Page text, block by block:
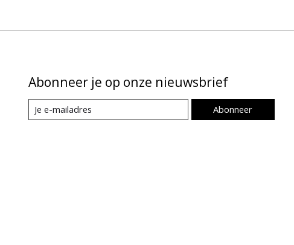
Abonneer je op onze nieuwsbrief
Abonneer